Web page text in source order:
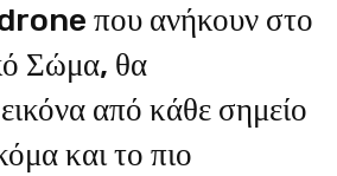
drone που ανήκουν στο
Σώμα, θα
από κάθε σημείο
και το πιο